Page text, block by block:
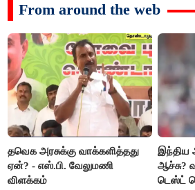
From around the web
தவெக அரசுக்கு வாக்களித்தது
ஏன்? - எஸ்.பி. வேலுமணி
விளக்கம்
இந்திய
ஆச்சு?
டெஸ்ட்